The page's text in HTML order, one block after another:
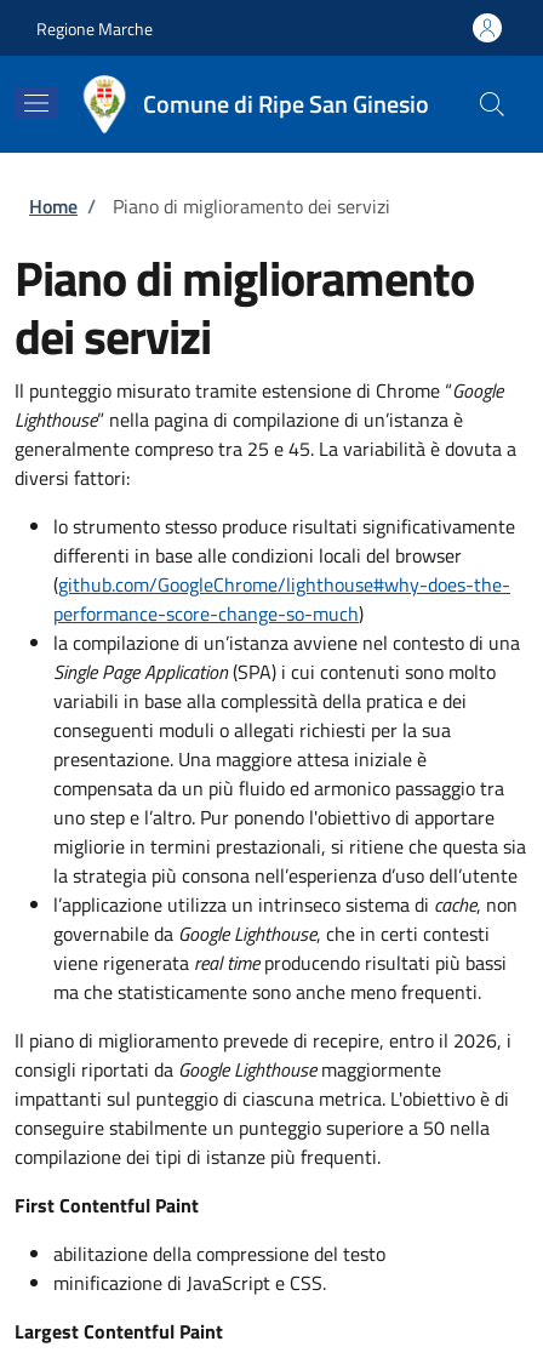
Regione Marche
Comune di Ripe San Ginesio
Briciole di pane
Home / Piano di miglioramento dei servizi
Piano di miglioramento
dei servizi
Il punteggio misurato tramite estensione di Chrome “Google
Lighthouse” nella pagina di compilazione di un’istanza è
generalmente compreso tra 25 e 45. La variabilità è dovuta a
diversi fattori:
lo strumento stesso produce risultati significativamente
differenti in base alle condizioni locali del browser
(github.com/GoogleChrome/lighthouse#why-does-the-
performance-score-change-so-much)
la compilazione di un’istanza avviene nel contesto di una
Single Page Application(SPA) i cui contenuti sono molto
variabili in base alla complessità della pratica e dei
conseguenti moduli o allegati richiesti per la sua
presentazione. Una maggiore attesa iniziale è
compensata da un più fluido ed armonico passaggio tra
uno step e l’altro. Pur ponendo l'obiettivo di apportare
migliorie in termini prestazionali, si ritiene che questa sia
la strategia più consona nell’esperienza d’uso dell’utente
l’applicazione utilizza un intrinseco sistema di cache, non
governabile da Google Lighthouse, che in certi contesti
viene rigenerata real timeproducendo risultati più bassi
ma che statisticamente sono anche meno frequenti.
Il piano di miglioramento prevede di recepire, entro il 2026, i
consigli riportati da Google Lighthousemaggiormente
impattanti sul punteggio di ciascuna metrica. L'obiettivo è di
conseguire stabilmente un punteggio superiore a 50 nella
compilazione dei tipi di istanze più frequenti.
First Contentful Paint
abilitazione della compressione del testo
minificazione di JavaScript e CSS.
Largest Contentful Paint